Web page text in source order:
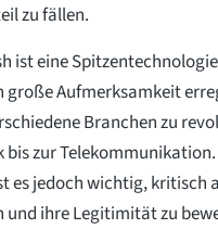
zu fällen.
ist eine
große Aufmerksamkeit
Branchen zu
zur Telekommunikation.
es jedoch wichtig, kritisch
und ihre Legitimität zu